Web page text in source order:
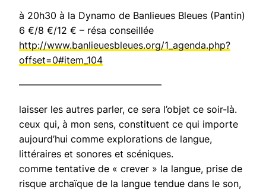
à 20h30 à la Dynamo de Banlieues Bleues (Pantin)
6 €/8 €/12 € – résa conseillée
http://www.banlieuesbleues.org/1_agenda.php?
offset=0#item_104
———————————————
laisser les autres parler, ce sera l’objet ce soir-là.
ceux qui, à mon sens, constituent ce qui importe
aujourd’hui comme explorations de langue,
littéraires et sonores et scéniques.
comme tentative de « crever » la langue, prise de
risque archaïque de la langue tendue dans le son,